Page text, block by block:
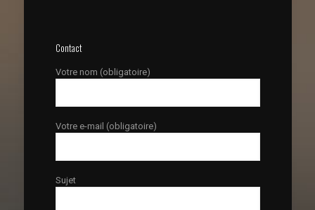
Contact
Votre nom (obligatoire)
Votre e-mail (obligatoire)
Sujet